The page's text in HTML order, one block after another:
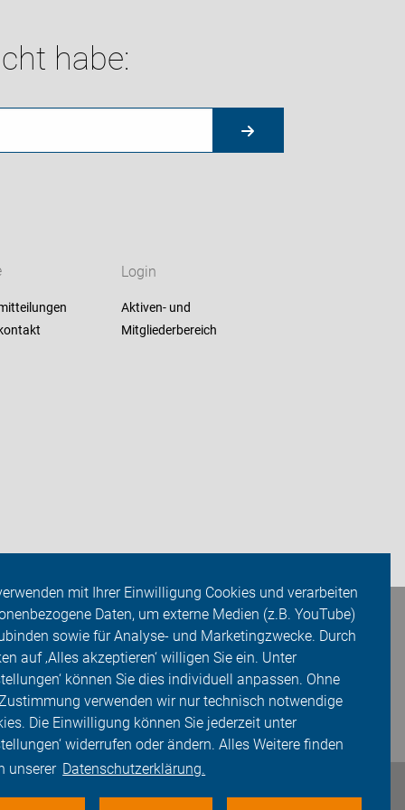
mit Ihrer Einwilligung Cookies und verarbeiten
Daten, um externe Medien (z.B. YouTube)
sowie für Analyse- und Marketingzwecke. Durch
auf ‚Alles akzeptieren‘ willigen Sie ein. Unter
können Sie dies individuell anpassen. Ohne
verwenden wir nur technisch notwendige
Die Einwilligung können Sie jederzeit unter
widerrufen oder ändern. Alles Weitere finden
unserer Datenschutzerklärung.
habe:
Login
Aktiven- und
Mitgliederbereich